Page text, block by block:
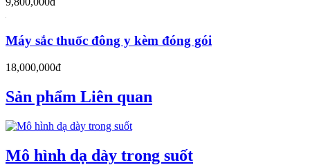
Máy sắc thuốc đông y kèm đóng gói
18,000,000đ
Sản phẩm Liên quan
Mô hình dạ dày trong suốt